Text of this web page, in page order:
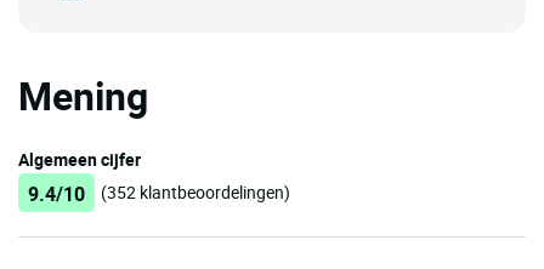
Mening
Algemeen cijfer
9.4/10 (352 klantbeoordelingen)